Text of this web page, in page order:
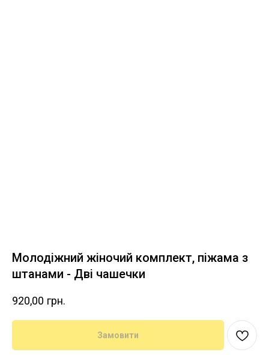
Молодіжний жіночий комплект, піжама з
штанами - Дві чашечки
920,00 грн.
Замовити